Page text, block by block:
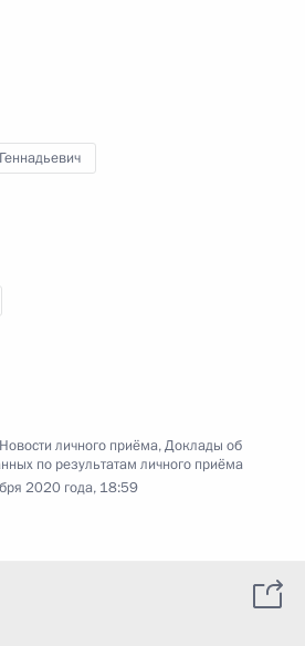
Новости личного приёма,Доклады об
по результатам личного приёма
2020 года, 18:59